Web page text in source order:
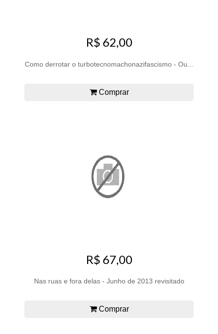
R$ 62,00
Como derrotar o turbotecnomachonazifascismo - Ou...
Comprar
R$ 67,00
Nas ruas e fora delas - Junho de 2013 revisitado
Comprar